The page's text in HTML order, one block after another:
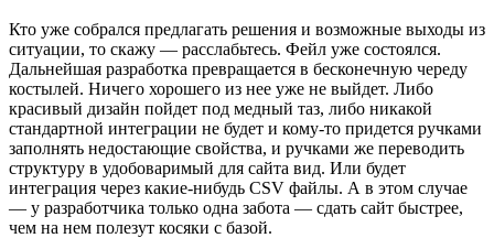
Кто уже собрался предлагать решения и возможные выходы из
ситуации, то скажу — расслабьтесь. Фейл уже состоялся.
Дальнейшая разработка превращается в бесконечную череду
костылей. Ничего хорошего из нее уже не выйдет. Либо
красивый дизайн пойдет под медный таз, либо никакой
стандартной интеграции не будет и кому-то придется ручками
заполнять недостающие свойства, и ручками же переводить
структуру в удобоваримый для сайта вид. Или будет
интеграция через какие-нибудь CSV файлы. А в этом случае
— у разработчика только одна забота — сдать сайт быстрее,
чем на нем полезут косяки с базой.